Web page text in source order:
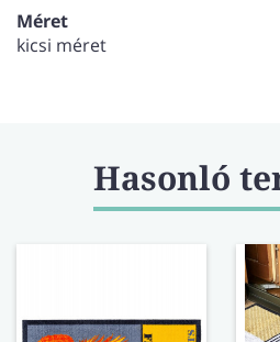
Méret
kicsi méret
Hasonló